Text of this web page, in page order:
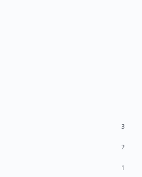
3
2
1